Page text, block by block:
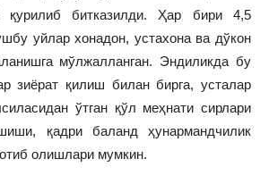
қурилиб битказилди. Ҳар бири 4,5
уйлар хонадон, устахона ва дўкон
мўлжалланган. Эндиликда бу
зиёрат қилиш билан бирга, усталар
ўтган қўл меҳнати сирлари
қадри баланд ҳунармандчилик
олишлари мумкин.